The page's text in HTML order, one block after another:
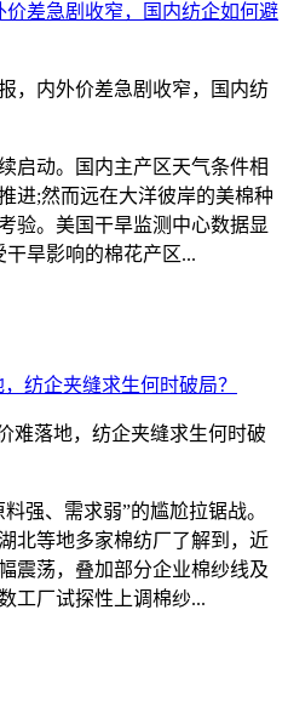
差急剧收窄，国内纺企如何避
启动。国内主产区天气条件相
进;然而远在大洋彼岸的美棉种
验。美国干旱监测中心数据显
旱影响的棉花产区...
纺企夹缝求生何时破局？
强、需求弱”的尴尬拉锯战。
北等地多家棉纺厂了解到，近
震荡，叠加部分企业棉纱线及
工厂试探性上调棉纱...